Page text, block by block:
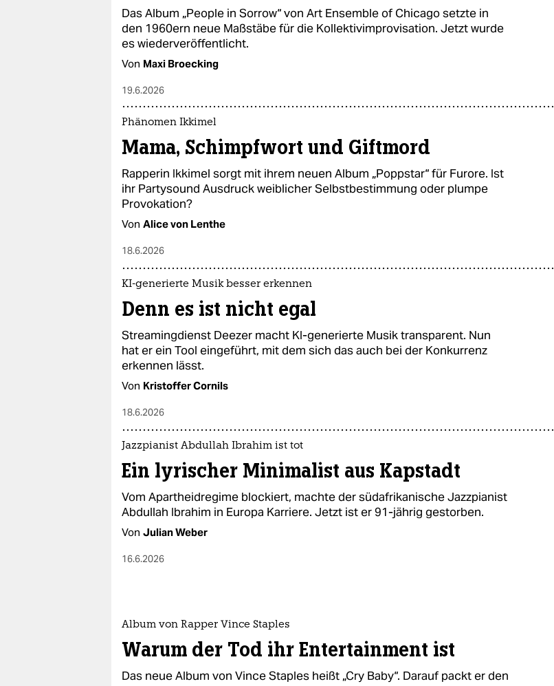
Das Album „People in Sorrow“ von Art Ensemble of Chicago setzte in
den 1960ern neue Maßstäbe für die Kollektivimprovisation. Jetzt wurde
es wiederveröffentlicht.
Von Maxi Broecking
19.6.2026
Phänomen Ikkimel
Mama, Schimpfwort und Giftmord
Rapperin Ikkimel sorgt mit ihrem neuen Album „Poppstar“ für Furore. Ist
ihr Partysound Ausdruck weiblicher Selbstbestimmung oder plumpe
Provokation?
Von Alice von Lenthe
18.6.2026
KI-generierte Musik besser erkennen
Denn es ist nicht egal
Streamingdienst Deezer macht KI-generierte Musik transparent. Nun
hat er ein Tool eingeführt, mit dem sich das auch bei der Konkurrenz
erkennen lässt.
Von Kristoffer Cornils
18.6.2026
Jazzpianist Abdullah Ibrahim ist tot
Ein lyrischer Minimalist aus Kapstadt
Vom Apartheidregime blockiert, machte der südafrikanische Jazzpianist
Abdullah Ibrahim in Europa Karriere. Jetzt ist er 91-jährig gestorben.
Von Julian Weber
16.6.2026
Album von Rapper Vince Staples
Warum der Tod ihr Entertainment ist
Das neue Album von Vince Staples heißt „Cry Baby“. Darauf packt er den